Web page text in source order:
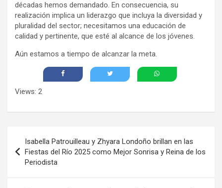
décadas hemos demandado. En consecuencia, su
realización implica un liderazgo que incluya la diversidad y
pluralidad del sector; necesitamos una educación de
calidad y pertinente, que esté al alcance de los jóvenes.
Aún estamos a tiempo de alcanzar la meta.
Views: 2
de
entradas
Isabella Patrouilleau y Zhyara Londoño brillan en las
Fiestas del Río 2025 como Mejor Sonrisa y Reina de los
Periodista